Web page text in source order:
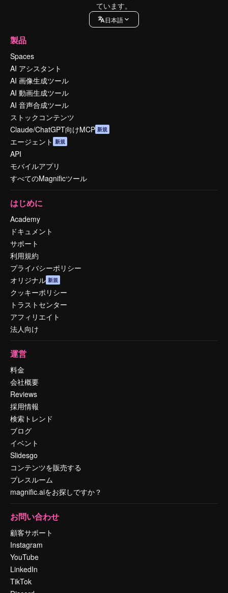
ています。
日本語
製品
Spaces
AI アシスタント
AI 画像生成ツール
AI 動画生成ツール
AI 音声合成ツール
ストックコンテンツ
Claude/ChatGPT向けMCP 新規
エージェント 新規
API
モバイルアプリ
すべてのMagnificツール
はじめに
Academy
ドキュメント
サポート
利用規約
プライバシーポリシー
オリジナル 新規
クッキーポリシー
トラストセンター
アフィリエイト
法人向け
運営
料金
会社概要
Reviews
採用情報
検索トレンド
ブログ
イベント
Slidesgo
コンテンツを販売する
プレスルーム
magnific.aiをお探しですか？
お問い合わせ
顧客サポート
Instagram
YouTube
LinkedIn
TikTok